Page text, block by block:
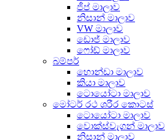
ජීප් මාලාව
නිසාන් මාලාව
VW මාලාව
ඩොජ් මාලාව
ෆෝඩ් මාලාව
බම්පර්
හොන්ඩා මාලාව
කියා මාලාව
ටොයෝටා මාලාව
මෝටර් රථ ශරීර කොටස්
ටොයෝටා මාලාව
වොක්ස්වැගන් මාලාව
නිසාන් මාලාව